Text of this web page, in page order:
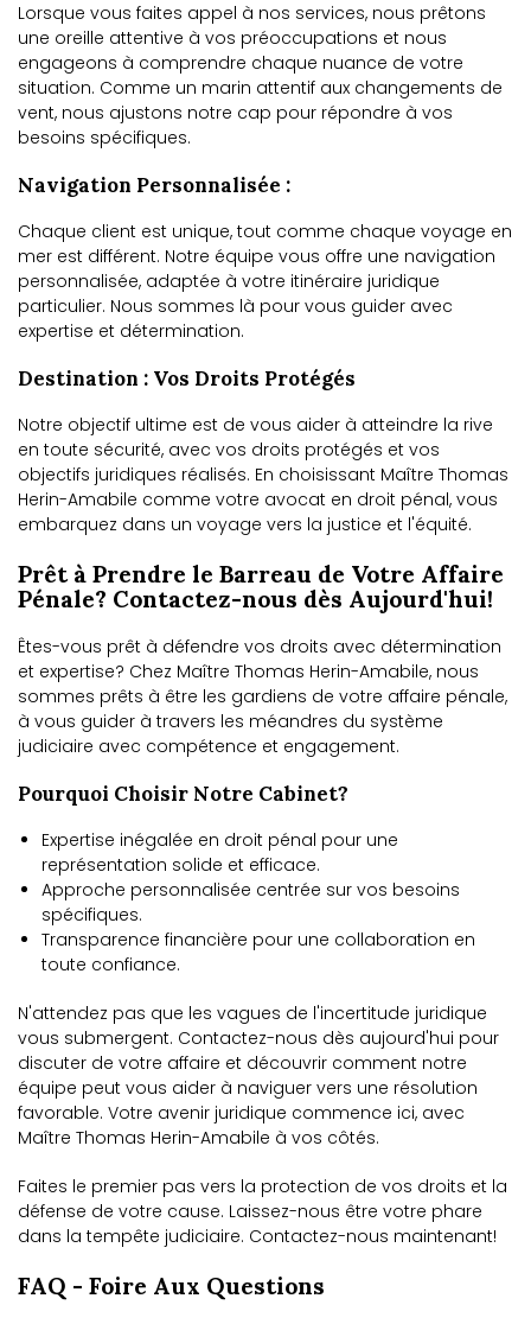
Lorsque vous faites appel à nos services, nous prêtons
une oreille attentive à vos préoccupations et nous
engageons à comprendre chaque nuance de votre
situation. Comme un marin attentif aux changements de
vent, nous ajustons notre cap pour répondre à vos
besoins spécifiques.
Navigation Personnalisée :
Chaque client est unique, tout comme chaque voyage en
mer est différent. Notre équipe vous offre une navigation
personnalisée, adaptée à votre itinéraire juridique
particulier. Nous sommes là pour vous guider avec
expertise et détermination.
Destination : Vos Droits Protégés
Notre objectif ultime est de vous aider à atteindre la rive
en toute sécurité, avec vos droits protégés et vos
objectifs juridiques réalisés. En choisissant Maître Thomas
Herin-Amabile comme votre avocat en droit pénal, vous
embarquez dans un voyage vers la justice et l'équité.
Prêt à Prendre le Barreau de Votre Affaire
Pénale? Contactez-nous dès Aujourd'hui!
Êtes-vous prêt à défendre vos droits avec détermination
et expertise? Chez Maître Thomas Herin-Amabile, nous
sommes prêts à être les gardiens de votre affaire pénale,
à vous guider à travers les méandres du système
judiciaire avec compétence et engagement.
Pourquoi Choisir Notre Cabinet?
Expertise inégalée en droit pénal pour une
représentation solide et efficace.
Approche personnalisée centrée sur vos besoins
spécifiques.
Transparence financière pour une collaboration en
toute confiance.
N'attendez pas que les vagues de l'incertitude juridique
vous submergent. Contactez-nous dès aujourd'hui pour
discuter de votre affaire et découvrir comment notre
équipe peut vous aider à naviguer vers une résolution
favorable. Votre avenir juridique commence ici, avec
Maître Thomas Herin-Amabile à vos côtés.
Faites le premier pas vers la protection de vos droits et la
défense de votre cause. Laissez-nous être votre phare
dans la tempête judiciaire. Contactez-nous maintenant!
FAQ - Foire Aux Questions